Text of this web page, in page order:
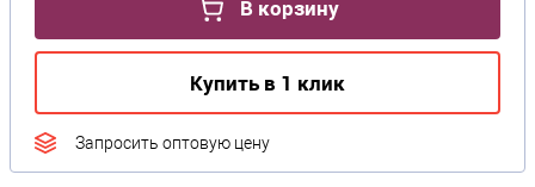
В корзину
Купить в 1 клик
Запросить оптовую цену